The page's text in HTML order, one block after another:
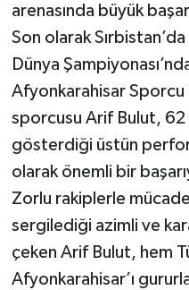
arenasında büyük
Son olarak
Dünya
Afyonkarahisar
sporcusu Arif Bulut,
gösterdiği üstün
olarak önemli bir
Zorlu rakiplerle
sergilediği azimli ve
çeken Arif Bulut, hem
Afyonkarahisar’ı